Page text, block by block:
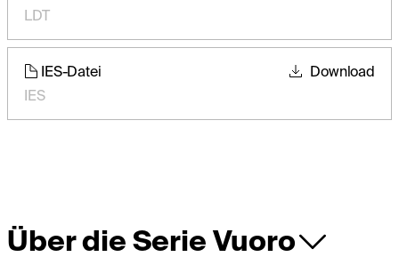
LDT
IES-Datei
IES
Download
Über die Serie Vuoro